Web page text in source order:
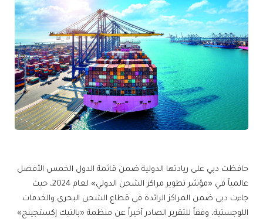
حافظت دبي على ريادتها الدولية ضمن قائمة الدول الخمس الأفضل
عالمياً في «مؤشر تطوير مراكز الشحن الدولي» لعام 2024، حيث
جاءت دبي ضمن المراكز الرائدة في قطاع الشحن البحري والخدمات
اللوجستية، وفقاً للتقرير الصادر أخيراً عن منظمة «بالتيك إكستجينج»